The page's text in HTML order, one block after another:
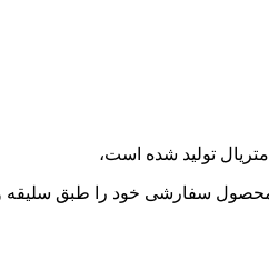
محصول سفارشی خود را طبق سلیقه